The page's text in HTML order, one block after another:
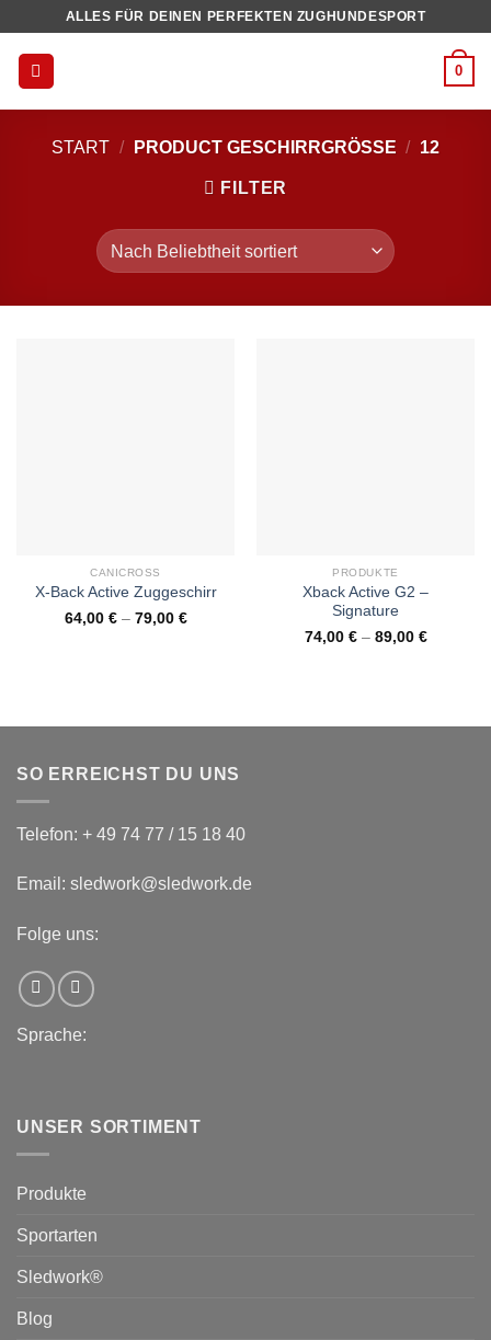
springen
ALLES FÜR DEINEN PERFEKTEN ZUGHUNDESPORT
0
START / PRODUCT GESCHIRRGRÖSSE / 12
FILTER
CANICROSS
X-Back Active Zuggeschirr
64,00 €– 79,00 €
PRODUKTE
Xback Active G2 –
Signature
74,00 €– 89,00 €
SO ERREICHST DU UNS
Telefon: + 49 74 77 / 15 18 40
Email: sledwork@sledwork.de
Folge uns:
Sprache:
UNSER SORTIMENT
Produkte
Sportarten
Sledwork®
Blog